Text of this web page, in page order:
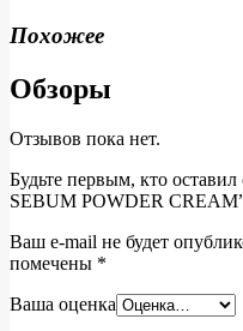
Похожее
Обзоры
Отзывов пока нет.
Будьте первым, кто
SEBUM POWDER
Ваш e-mail не будет
помечены *
Ваша оценка